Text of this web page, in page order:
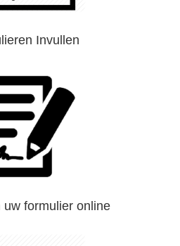
Invullen
uw formulier online